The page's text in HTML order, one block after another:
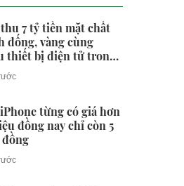
7 tỷ tiền mặt chất
đống, vàng cùng
thiết bị điện tử trong
hộ
từng có giá hơn
đồng nay chỉ còn 5